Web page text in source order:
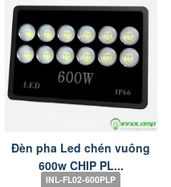
Đèn pha Led chén vuông
600w CHIP PL...
INL-FL02-600PLP